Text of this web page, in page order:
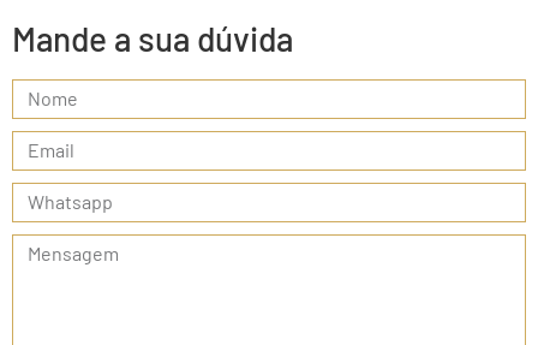
Mande a sua dúvida